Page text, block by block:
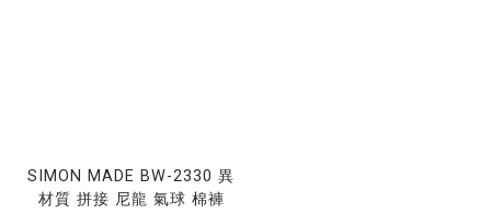
SIMON MADE BW-2330 異
材質 拼接 尼龍 氣球 棉褲